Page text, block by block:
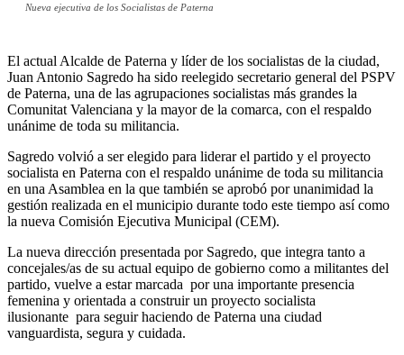
Nueva ejecutiva de los Socialistas de Paterna
El actual Alcalde de Paterna y líder de los socialistas de la ciudad,
Juan Antonio Sagredo ha sido reelegido secretario general del PSPV
de Paterna, una de las agrupaciones socialistas más grandes la
Comunitat Valenciana y la mayor de la comarca, con el respaldo
unánime de toda su militancia.
Sagredo volvió a ser elegido para liderar el partido y el proyecto
socialista en Paterna con el respaldo unánime de toda su militancia
en una Asamblea en la que también se aprobó por unanimidad la
gestión realizada en el municipio durante todo este tiempo así como
la nueva Comisión Ejecutiva Municipal (CEM).
La nueva dirección presentada por Sagredo, que integra tanto a
concejales/as de su actual equipo de gobierno como a militantes del
partido, vuelve a estar marcada por una importante presencia
femenina y orientada a construir un proyecto socialista
ilusionante para seguir haciendo de Paterna una ciudad
vanguardista, segura y cuidada.